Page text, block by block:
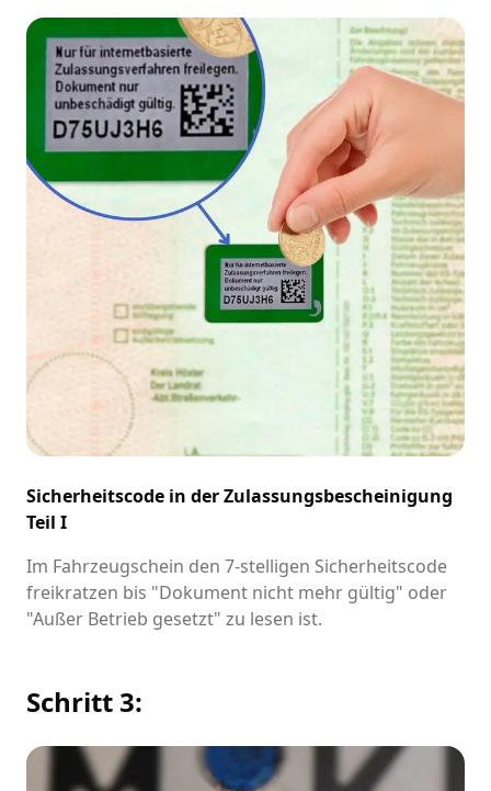
Sicherheitscode in der Zulassungsbescheinigung
Teil I
Im Fahrzeugschein den 7-stelligen Sicherheitscode
freikratzen bis "Dokument nicht mehr gültig" oder
"Außer Betrieb gesetzt" zu lesen ist.
Schritt 3: